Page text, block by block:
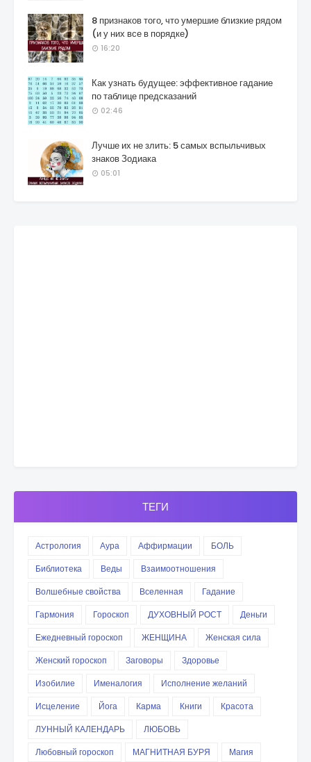
8 признаков того, что умершие близкие рядом
(и у них все в порядке)
16:20
Как узнать будущее: эффективное гадание
по таблице предсказаний
02:46
Лучше их не злить: 5 самых вспыльчивых
знаков Зодиака
05:01
ТЕГИ
Астрология Аура Аффирмации
БОЛЬ
Библиотека
Веды
Взаимоотношения
Волшебные свойства
Вселенная
Гадание
Гармония
Гороскоп ДУХОВНЫЙ РОСТ
Деньги
Ежедневный гороскоп
ЖЕНЩИНА
Женская сила
Женский гороскоп
Заговоры
Здоровье
Изобилие
Именалогия
Исполнение желаний
Исцеление
Йога Карма Книги
Красота
ЛУННЫЙ КАЛЕНДАРЬ
ЛЮБОВЬ
Любовный гороскоп
МАГНИТНАЯ БУРЯ
Магия